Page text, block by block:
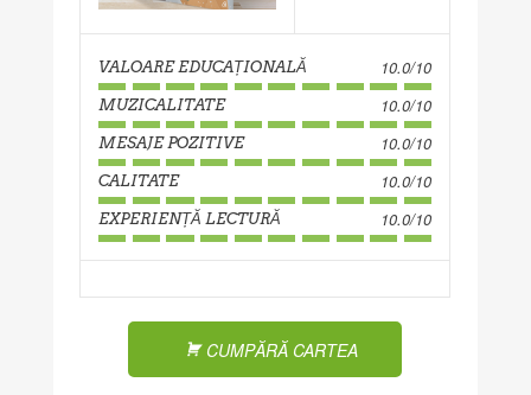
VALOARE EDUCAȚIONALĂ 10.0/10
MUZICALITATE 10.0/10
MESAJE POZITIVE 10.0/10
CALITATE 10.0/10
EXPERIENȚĂ LECTURĂ 10.0/10
CUMPĂRĂ CARTEA